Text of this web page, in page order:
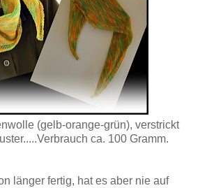
(gelb-orange-grün), verstrickt
ca. 100 Gramm.
länger fertig, hat es aber nie auf